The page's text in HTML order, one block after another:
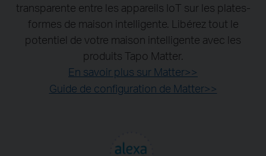
transparente entre les appareils IoT sur les plates-
formes de maison intelligente. Libérez tout le
potentiel de votre maison intelligente avec les
produits Tapo Matter.
En savoir plus sur Matter>>
Guide de configuration de Matter>>